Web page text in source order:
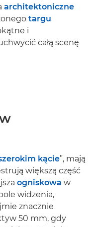
architektoniczne
targu
i
całą scenę
kącie”, mają
większą część
ogniskowa w
widzenia,
znacznie
50 mm, gdy